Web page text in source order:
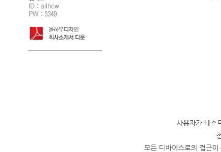
사용자가 네스
모든 디바이스로의 접근